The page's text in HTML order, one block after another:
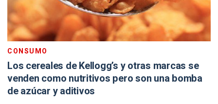
CONSUMO
Los cereales de Kellogg’s y otras marcas se
venden como nutritivos pero son una bomba
de azúcar y aditivos